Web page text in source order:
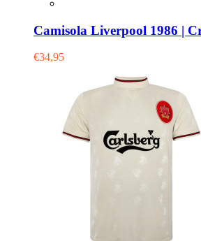
Camisola Liverpool 1986 |
€34,95